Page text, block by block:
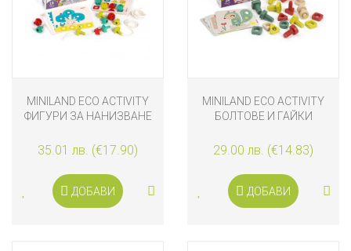
MINILAND ECO ACTIVITY
ФИГУРИ ЗА НАНИЗВАНЕ
35.01 лв. (€17.90)
ДОБАВИ
MINILAND ECO ACTIVITY
БОЛТОВЕ И ГАЙКИ
29.00 лв. (€14.83)
ДОБАВИ